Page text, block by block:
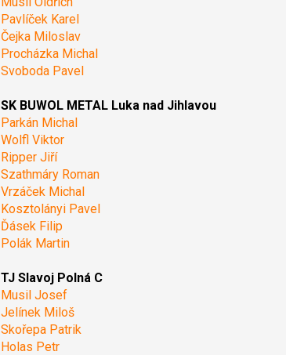
Pavlíček Karel
Čejka Miloslav
Procházka Michal
Svoboda Pavel
SK BUWOL METAL Luka nad Jihlavou
Parkán Michal
Wolfl Viktor
Ripper Jiří
Szathmáry Roman
Vrzáček Michal
Kosztolányi Pavel
Ďásek Filip
Polák Martin
TJ Slavoj Polná C
Musil Josef
Jelínek Miloš
Skořepa Patrik
Holas Petr